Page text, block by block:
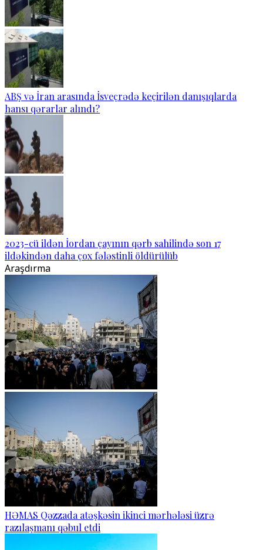
ABŞ və İran arasında İsveçrədə keçirilən danışıqlarda
hansı qərarlar alındı?
2023-cü ildən İordan çayının qərb sahilində son 17
ildəkindən daha çox fələstinli öldürülüb
Araşdırma
HƏMAS Qəzzada atəşkəsin ikinci mərhələsi üzrə
razılaşmanı qəbul etdi